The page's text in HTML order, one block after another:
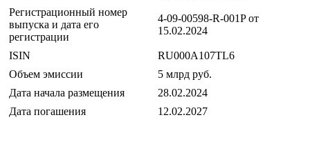
Регистрационный номер
выпуска и дата его
регистрации
4-09-00598-R-001P от
15.02.2024
ISIN
RU000A107TL6
Объем эмиссии
5 млрд руб.
Дата начала размещения
28.02.2024
Дата погашения
12.02.2027